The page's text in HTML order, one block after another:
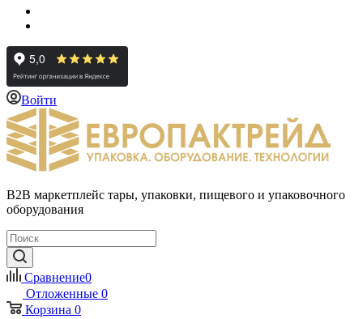
Войти
B2B маркетплейс тары, упаковки, пищевого и упаковочного
оборудования
Сравнение0
Отложенные 0
Корзина 0